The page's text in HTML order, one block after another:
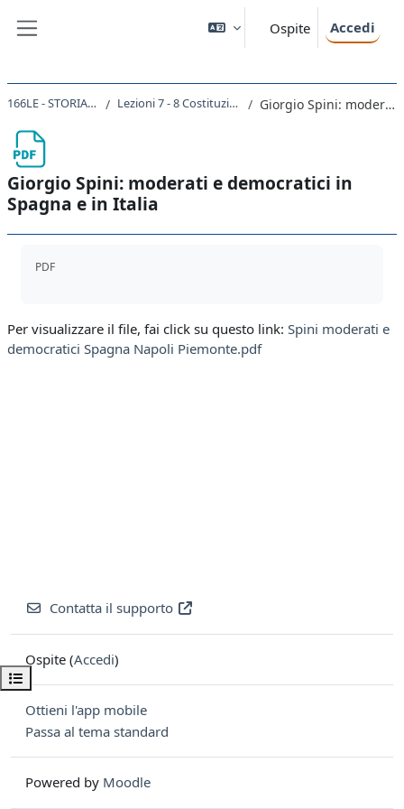
Ospite Accedi
Apri indice del corso
166LE - STORIA DEL RISORGIMENTO 2021 Lezioni 7 - 8 Costituzioni liberali e costituzioni democratiche Giorgio Spini: moderati e democratici in Spagna e in Italia
Giorgio Spini: moderati e democratici in
Spagna e in Italia
PDF
Per visualizzare il file, fai click su questo link: Spini moderati e
democratici Spagna Napoli Piemonte.pdf
Contatta il supporto
Ospite (Accedi)
Ottieni l'app mobile
Passa al tema standard
Powered by Moodle